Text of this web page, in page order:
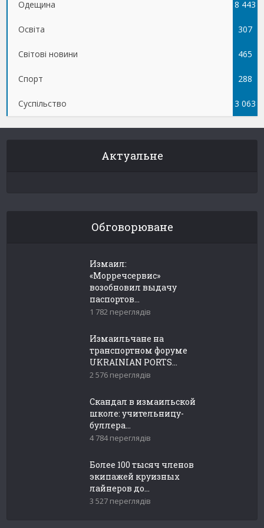
Одещина 8 443
Освіта 307
Світові новини 465
Спорт 288
Суспільство 3 063
Актуальне
Обговорюване
Измаил:
«Морречсервис»
возобновил выдачу
паспортов...
1 782 переглядів
Измаильчане на
транспортном форуме
UKRAINIAN PORTS...
2 576 переглядів
Скандал в измаильской
школе: учительницу-
буллера...
4 784 переглядів
Более 100 тысяч членов
экипажей круизных
лайнеров до...
3 527 переглядів